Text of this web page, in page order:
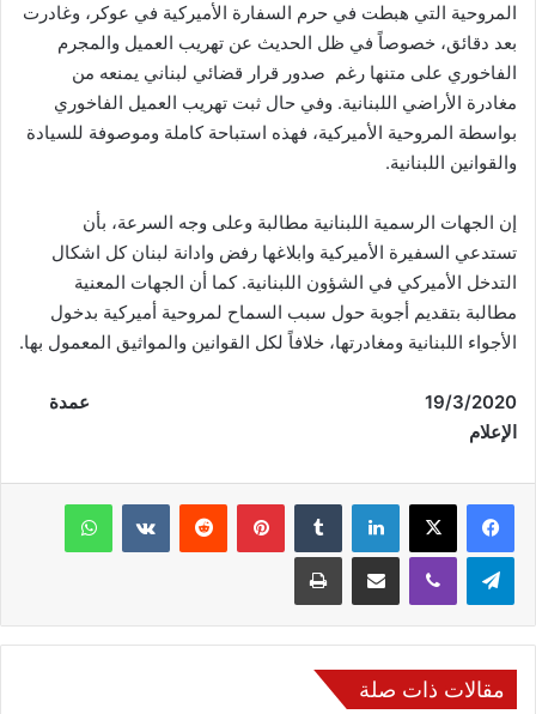
المروحية التي هبطت في حرم السفارة الأميركية في عوكر، وغادرت
بعد دقائق، خصوصاً في ظل الحديث عن تهريب العميل والمجرم
الفاخوري على متنها رغم صدور قرار قضائي لبناني يمنعه من
مغادرة الأراضي اللبنانية. وفي حال ثبت تهريب العميل الفاخوري
بواسطة المروحية الأميركية، فهذه استباحة كاملة وموصوفة للسيادة
والقوانين اللبنانية.
إن الجهات الرسمية اللبنانية مطالبة وعلى وجه السرعة، بأن
تستدعي السفيرة الأميركية وابلاغها رفض وادانة لبنان كل اشكال
التدخل الأميركي في الشؤون اللبنانية. كما أن الجهات المعنية
مطالبة بتقديم أجوبة حول سبب السماح لمروحية أميركية بدخول
الأجواء اللبنانية ومغادرتها، خلافاً لكل القوانين والمواثيق المعمول بها.
19/3/2020
عمدة
الإعلام
فيسبوك لينكدإن بينتيريست
مقالات ذات صلة